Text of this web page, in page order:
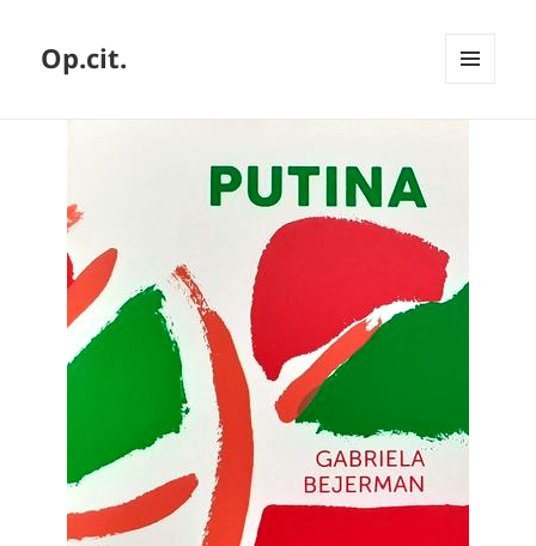
Op.cit.